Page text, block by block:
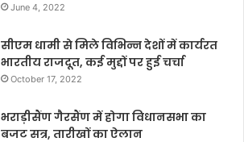
June 4, 2022
सीएम धामी से मिले विभिन्न देशों में कार्यरत
भारतीय राजदूत, कई मुद्दों पर हुई चर्चा
October 17, 2022
भराड़ीसैंण गैरसैंण में होगा विधानसभा का
बजट सत्र, तारीखों का ऐलान